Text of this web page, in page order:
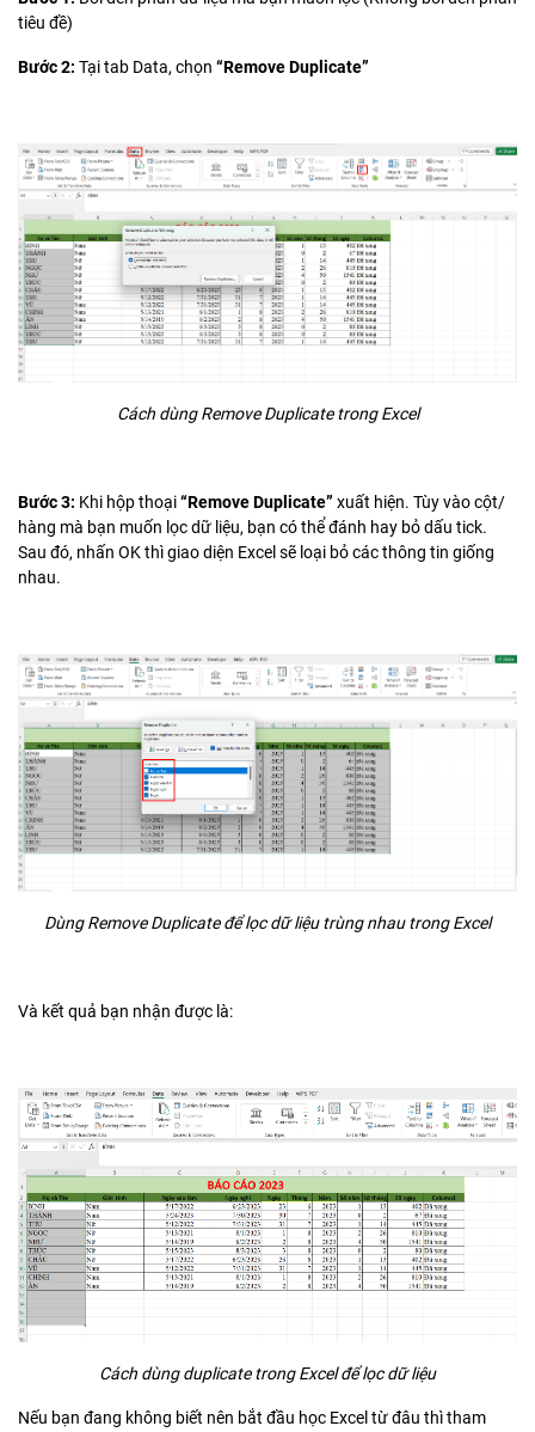
tiêu đề)
Bước 2: Tại tab Data, chọn “Remove Duplicate”
Cách dùng Remove Duplicate trong Excel
Bước 3: Khi hộp thoại“Remove Duplicate” xuất hiện. Tùy vào cột/
hàng mà bạn muốn lọc dữ liệu, bạn có thể đánh hay bỏ dấu tick.
Sau đó, nhấn OK thì giao diện Excel sẽ loại bỏ các thông tin giống
nhau.
Dùng Remove Duplicate để lọc dữ liệu trùng nhau trong Excel
Và kết quả bạn nhận được là:
Cách dùng duplicate trong Excel để lọc dữ liệu
Nếu bạn đang không biết nên bắt đầu học Excel từ đâu thì tham